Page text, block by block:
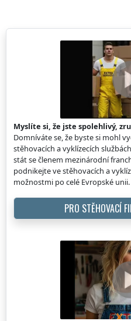
Myslíte si, že jste spolehlivý,
Domníváte se, že byste si mohl
stěhovacích a vyklízecích
stát se členem mezinárodní
podnikejte ve stěhovacích a
možnostmi po celé Evropské unii.
PRO STĚHOVACÍ